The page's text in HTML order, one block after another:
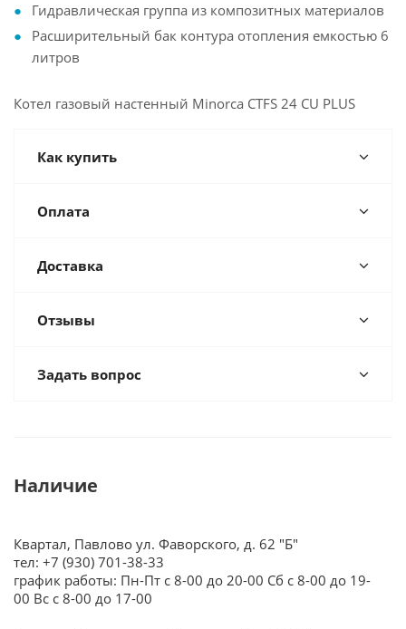
Гидравлическая группа из композитных материалов
Расширительный бак контура отопления емкостью 6
литров
Котел газовый настенный Minorca CTFS 24 CU PLUS
Как купить
Оплата
Доставка
Отзывы
Задать вопрос
Наличие
Квартал, Павлово ул. Фаворского, д. 62 "Б"
тел: +7 (930) 701-38-33
график работы: Пн-Пт с 8-00 до 20-00 Сб с 8-00 до 19-
00 Вс с 8-00 до 17-00